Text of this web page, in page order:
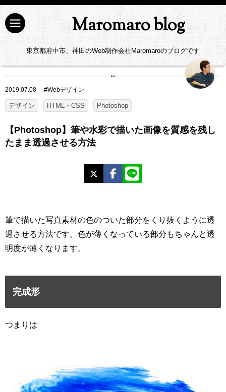
Maromaro blog
東京都府中市、神田のWeb制作会社Maromaroのブログです
2019.07.08 #Webデザイン
デザイン HTML・CSS Photoshop
【Photoshop】筆や水彩で描いた画像を質感を残し
たまま透過させる方法
Facebook
筆で描いた写真素材の色のついた部分をくり抜くように透
過させる方法です。色が薄くなっている部分もちゃんと透
明度が薄くなります。
完成形
つまりは